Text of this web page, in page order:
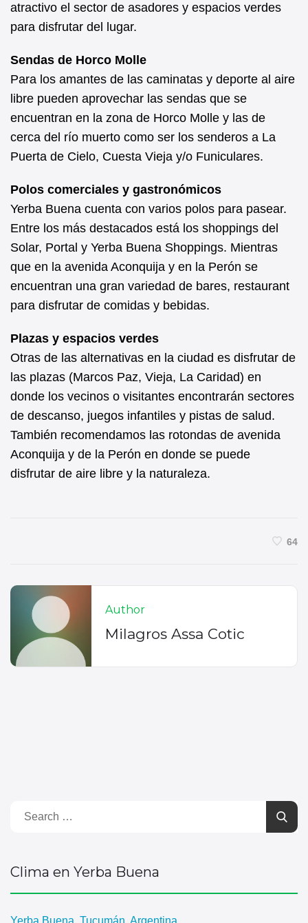
atractivo el sector de asadores y espacios verdes
para disfrutar del lugar.
Sendas de Horco Molle
Para los amantes de las caminatas y deporte al aire
libre pueden aprovechar las sendas que se
encuentran en la zona de Horco Molle y las de
cerca del río muerto como ser los senderos a La
Puerta de Cielo, Cuesta Vieja y/o Funiculares.
Polos comerciales y gastronómicos
Yerba Buena cuenta con varios polos para pasear.
Entre los más destacados está los shoppings del
Solar, Portal y Yerba Buena Shoppings. Mientras
que en la avenida Aconquija y en la Perón se
encuentran una gran variedad de bares, restaurant
para disfrutar de comidas y bebidas.
Plazas y espacios verdes
Otras de las alternativas en la ciudad es disfrutar de
las plazas (Marcos Paz, Vieja, La Caridad) en
donde los vecinos o visitantes encontrarán sectores
de descanso, juegos infantiles y pistas de salud.
También recomendamos las rotondas de avenida
Aconquija y de la Perón en donde se puede
disfrutar de aire libre y la naturaleza.
64
Author
Milagros Assa Cotic
Clima en Yerba Buena
Yerba Buena, Tucumán, Argentina